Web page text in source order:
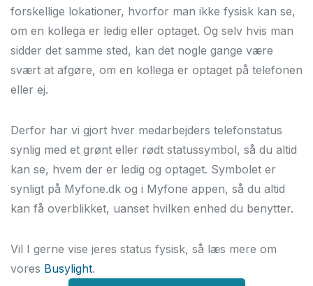
forskellige lokationer, hvorfor man ikke fysisk kan se,
om en kollega er ledig eller optaget. Og selv hvis man
sidder det samme sted, kan det nogle gange være
svært at afgøre, om en kollega er optaget på telefonen
eller ej.
Derfor har vi gjort hver medarbejders telefonstatus
synlig med et grønt eller rødt statussymbol, så du altid
kan se, hvem der er ledig og optaget. Symbolet er
synligt på Myfone.dk og i Myfone appen, så du altid
kan få overblikket, uanset hvilken enhed du benytter.
Vil I gerne vise jeres status fysisk, så læs mere om
vores Busylight.